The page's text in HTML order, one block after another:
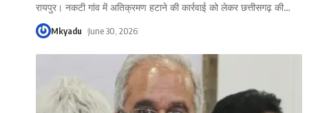
रायपुर। नकटी गांव में अतिक्रमण हटाने की कार्रवाई को लेकर छत्तीसगढ़ की…
Mkyadu June 30, 2026